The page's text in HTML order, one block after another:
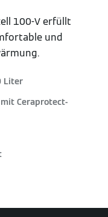
100-V erfüllt
und
Liter
Ceraprotect-